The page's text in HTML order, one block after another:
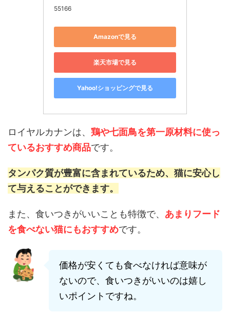
55166
Amazonで見る
楽天市場で見る
Yahoo!ショッピングで見る
ロイヤルカナンは、 鶏や七面鳥を第一原材料に使っ
ているおすすめ商品です。
タンパク質が豊富に含まれているため、猫に安心し
て与えることができます。
また、食いつきがいいことも特徴で、 あまりフード
を食べない猫にもおすすめです。
価格が安くても食べなければ意味が
ないので、食いつきがいいのは嬉し
いポイントですね。